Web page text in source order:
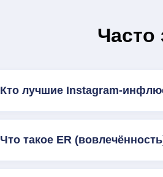
Кто лучшие Instagram-
Что такое ER